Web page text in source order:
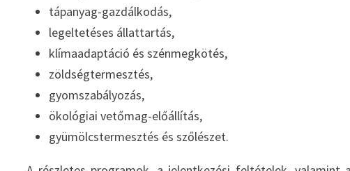
tápanyag-gazdálkodás,
legeltetéses állattartás,
klímaadaptáció és szénmegkötés,
zöldségtermesztés,
gyomszabályozás,
ökológiai vetőmag-előállítás,
gyümölcstermesztés és szőlészet.